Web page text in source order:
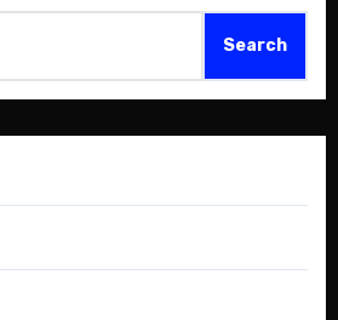
Search